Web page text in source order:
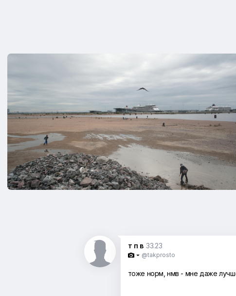
т п в 33.23
 @takprosto
тоже норм, нмв - мне даже